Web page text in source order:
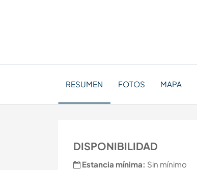
RESUMEN FOTOS MAPA
DISPONIBILIDAD
Estancia mínima: Sin mínimo